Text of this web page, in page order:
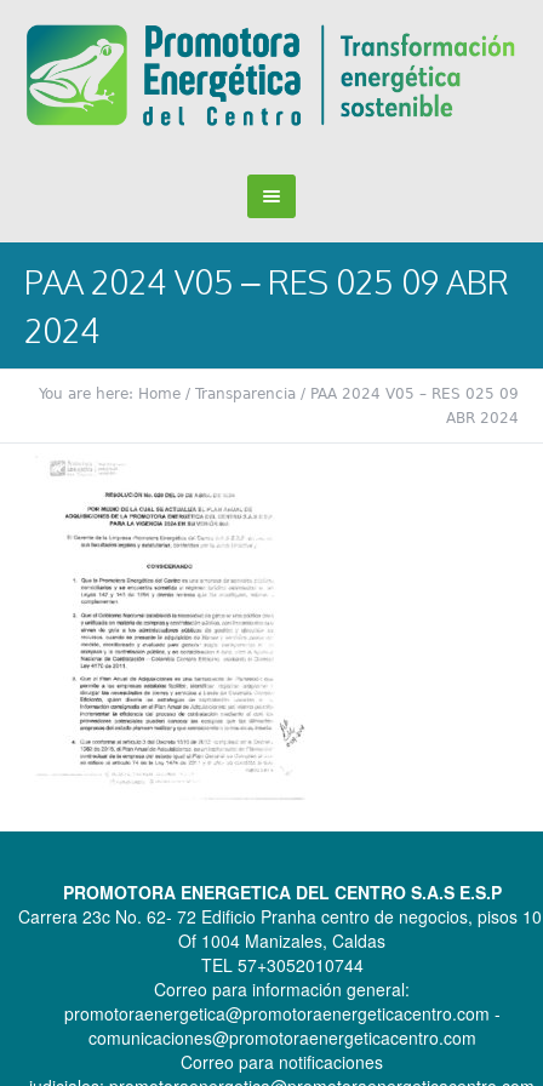
PAA 2024 V05 – RES 025 09 ABR
2024
You are here: Home / Transparencia / PAA 2024 V05 – RES 025 09
ABR 2024
PROMOTORA ENERGETICA DEL CENTRO S.A.S E.S.P
Carrera 23c No. 62- 72 Edificio Pranha centro de negocios, pisos
Of 1004 Manizales, Caldas
TEL 57+3052010744
Correo para información general:
promotoraenergetica@promotoraenergeticacentro.com -
comunicaciones@promotoraenergeticacentro.com
Correo para notificaciones